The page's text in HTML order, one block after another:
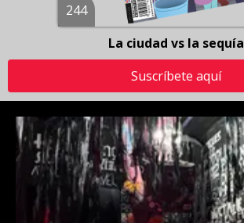
244
La ciudad vs la sequía
Suscríbete aquí